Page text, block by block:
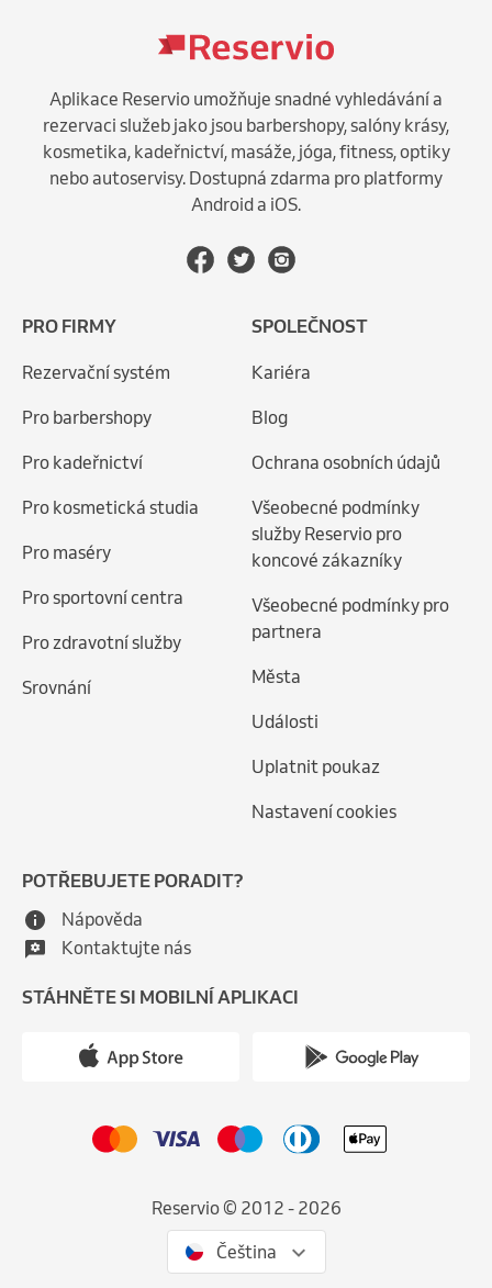
Aplikace Reservio umožňuje snadné vyhledávání a
rezervaci služeb jako jsou barbershopy, salóny krásy,
kosmetika, kadeřnictví, masáže, jóga, fitness, optiky
nebo autoservisy. Dostupná zdarma pro platformy
Android a iOS.
PRO FIRMY
Rezervační systém
Pro barbershopy
Pro kadeřnictví
Pro kosmetická studia
Pro maséry
Pro sportovní centra
Pro zdravotní služby
Srovnání
SPOLEČNOST
Kariéra
Blog
Ochrana osobních údajů
Všeobecné podmínky
služby Reservio pro
koncové zákazníky
Všeobecné podmínky pro
partnera
Města
Události
Uplatnit poukaz
Nastavení cookies
POTŘEBUJETE PORADIT?
Nápověda
Kontaktujte nás
STÁHNĚTE SI MOBILNÍ APLIKACI
Reservio © 2012 - 2026
Čeština